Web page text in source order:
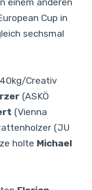
einem anderen
Cup in
sechsmal
Creativ
(ASKÖ
(Vienna
(JU
holte Michael